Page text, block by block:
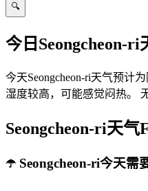
🔍
今日Seongcheon-ri
今天Seongcheon-ri天气预计
湿度较高，可能感觉闷热。
Seongcheon-ri天气
☂️ Seongcheon-ri今天需